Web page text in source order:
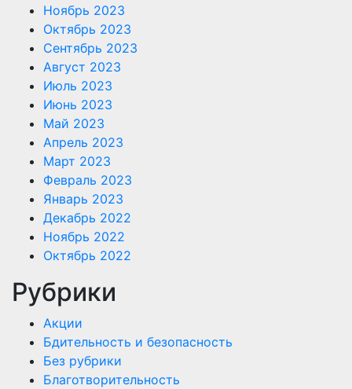
Ноябрь 2023
Октябрь 2023
Сентябрь 2023
Август 2023
Июль 2023
Июнь 2023
Май 2023
Апрель 2023
Март 2023
Февраль 2023
Январь 2023
Декабрь 2022
Ноябрь 2022
Октябрь 2022
Рубрики
Акции
Бдительность и безопасность
Без рубрики
Благотворительность